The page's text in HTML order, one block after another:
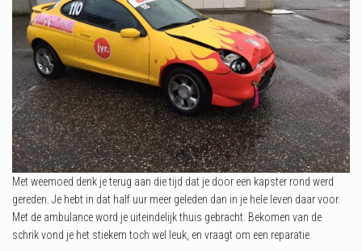
Met weemoed denk je terug aan die tijd dat je door een kapster rond werd
gereden. Je hebt in dat half uur meer geleden dan in je hele leven daar voor.
Met de ambulance word je uiteindelijk thuis gebracht. Bekomen van de
schrik vond je het stiekem toch wel leuk, en vraagt om een reparatie.